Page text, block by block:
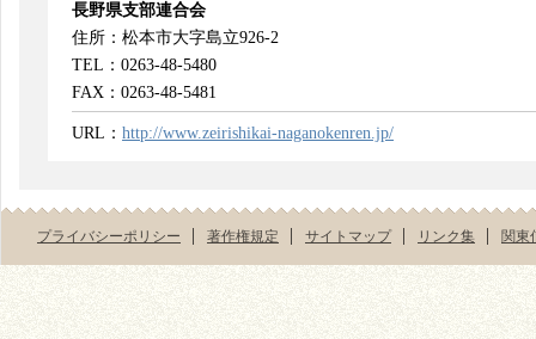
長野県支部連合会
住所：松本市大字島立926-2
TEL：0263-48-5480
FAX：0263-48-5481
URL： http://www.zeirishikai-naganokenren.jp/
プライバシーポリシー 著作権規定 サイトマップ リンク集 関東